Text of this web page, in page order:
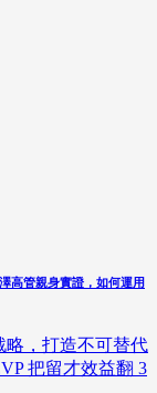
高管親身實證，如何運用
略，打造不可替代
把留才效益翻 3